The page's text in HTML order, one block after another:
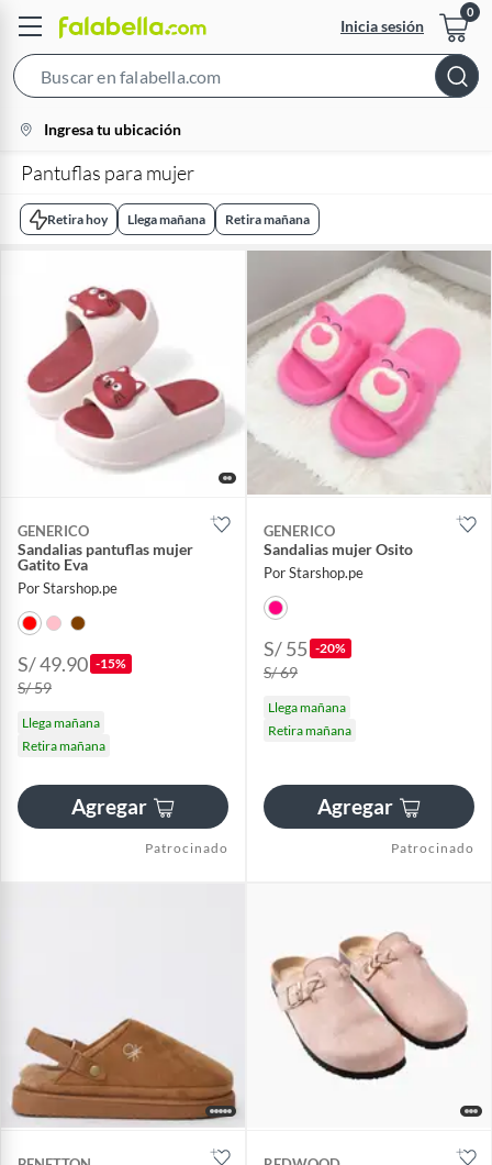
Inicia sesión
Bar
location-
icon
Ingresa tu ubicación
Pantuflas para mujer
Retira hoy Llega mañana Retira mañana
GENERICO
Sandalias pantuflas mujer
Gatito Eva
Por Starshop.pe
S/ 49.90 -15%
S/ 59
Llega mañana
Retira mañana
Agregar
Patrocinado
GENERICO
Sandalias mujer Osito
Por Starshop.pe
S/ 55 -20%
S/ 69
Llega mañana
Retira mañana
Agregar
Patrocinado